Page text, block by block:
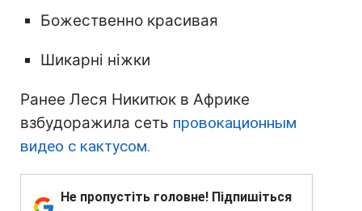
Божественно красивая
Шикарні ніжки
Ранее Леся Никитюк в Африке
взбудоражила сеть провокационным
видео с кактусом.
Не пропустіть головне! Підпишіться